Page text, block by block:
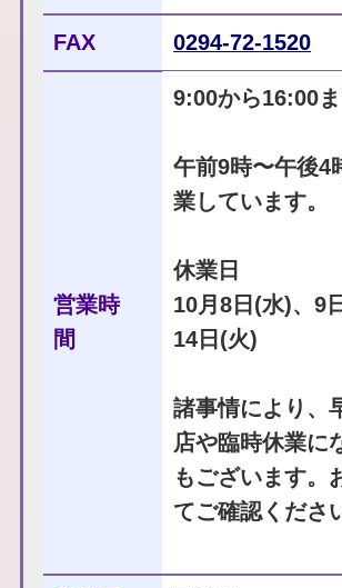
FAX 0294-72-1520
営業時
間
9:00から16:00
午前9時〜午後4
業しています。
休業日
10月8日(水)、9
14日(火)
諸事情により、
店や臨時休業に
もございます。
てご確認くださ